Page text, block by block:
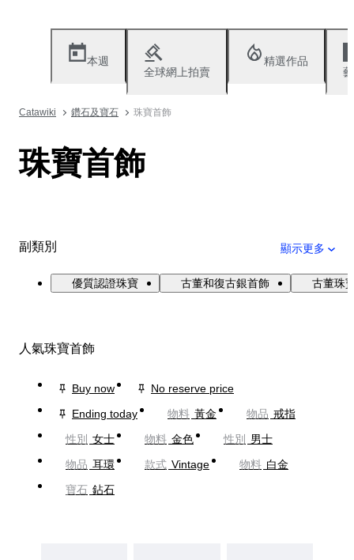
本週
全球網上拍賣
精選作品
Catawiki 鑽石及寶石 珠寶首飾
珠寶首飾
副類別 顯示更多
優質認證珠寶 古董和復古銀首飾 古董珠
人氣珠寶首飾
Buy now
No reserve price
Ending today
物料 黃金 物品 戒指
性別 女士 物料 金色 性別
男士
物品 耳環 款式 Vintage 物料 白金
寶石 鉆石